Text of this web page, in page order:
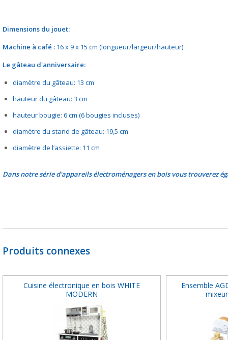
Dimensions du jouet:
Machine à café : 16 x 9 x 15 cm (longueur/largeur/hauteur)
Le gâteau d'anniversaire:
diamètre du gâteau: 13 cm
hauteur du gâteau: 3 cm
hauteur bougie: 6 cm (6 bougies incluses)
diamètre du stand de gâteau: 19,5 cm
diamètre de l’assiette: 11 cm
Dans notre série d'appareils électroménagers en bois vous trouverez
Produits connexes
Cuisine électronique en bois WHITE
MODERN
Ensemble